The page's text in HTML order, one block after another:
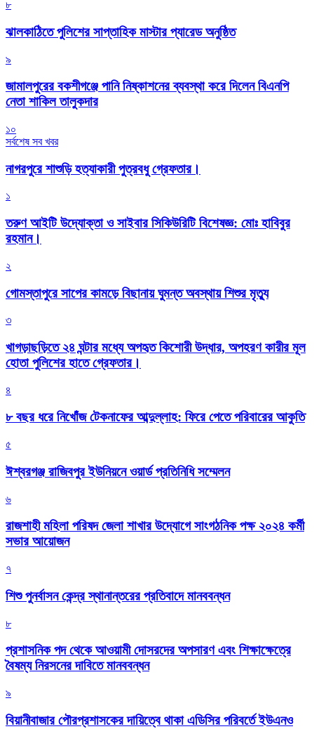
৮
‎ঝালকাঠিতে পুলিশের সাপ্তাহিক মাস্টার প্যারেড অনুষ্ঠিত
৯
জামালপুরের বকশীগঞ্জে পানি নিষ্কাশনের ব্যবস্থা করে দিলেন বিএনপি
নেতা শাকিল তালুকদার
১০
সর্বশেষ সব খবর
নাগরপুরে শাশুড়ি হত্যাকারী পুত্রবধু গ্রেফতার।
১
তরুণ আইটি উদ্যোক্তা ও সাইবার সিকিউরিটি বিশেষজ্ঞ: মোঃ হাবিবুর
রহমান।
২
গোমস্তাপুরে সাপের কামড়ে বিছানায় ঘুমন্ত অবস্থায় শিশুর মৃত্যু
৩
খাগড়াছড়িতে ২৪ ঘন্টার মধ্যে অপহৃত কিশোরী উদ্ধার, অপহরণ কারীর মূল
হোতা পুলিশের হাতে গ্রেফতার।
৪
৮ বছর ধরে নিখোঁজ টেকনাফের আব্দুল্লাহ: ফিরে পেতে পরিবারের আকুতি
৫
ঈশ্বরগঞ্জ রাজিবপুর ইউনিয়নে ওয়ার্ড প্রতিনিধি সম্মেলন
৬
রাজশাহী মহিলা পরিষদ জেলা শাখার উদ্যোগে সাংগঠনিক পক্ষ ২০২৪ কর্মী
সভার আয়োজন
৭
শিশু পুনর্বাসন কেন্দ্র স্থানান্তরের প্রতিবাদে মানববন্ধন
৮
প্রশাসনিক পদ থেকে আওয়ামী দোসরদের অপসারণ এবং শিক্ষাক্ষেত্রে
বৈষম্য নিরসনের দাবিতে মানববন্ধন
৯
বিয়ানীবাজার পৌরপ্রশাসকের দায়িত্বে থাকা এডিসির পরিবর্তে ইউএনও